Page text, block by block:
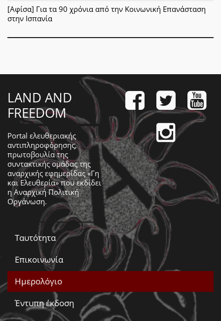
[Αφίσα] Για τα 90 χρόνια από την Κοινωνική Επανάσταση
στην Ισπανία
LAND AND
FREEDOM
Portal ελευθεριακής
αντιπληροφόρησης,
πρωτοβουλία της
συντακτικής ομάδας της
αναρχικής εφημερίδας «Γη
και Ελευθερία» που εκδίδει
ηΑναρχική Πολιτική
Οργάνωση.
Ταυτότητα
Επικοινωνία
Ημερολόγιο
Έντυπη έκδοση